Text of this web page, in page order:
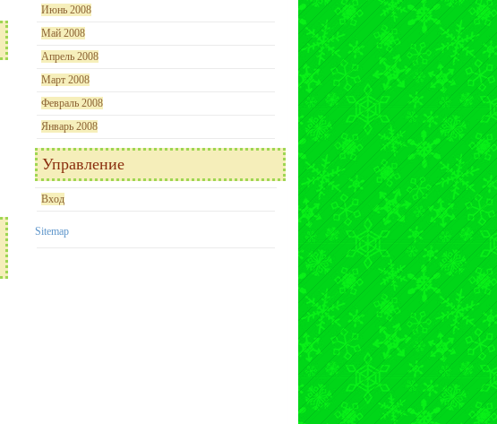
Июнь 2008
Май 2008
Апрель 2008
Март 2008
Февраль 2008
Январь 2008
Управление
Вход
Sitemap